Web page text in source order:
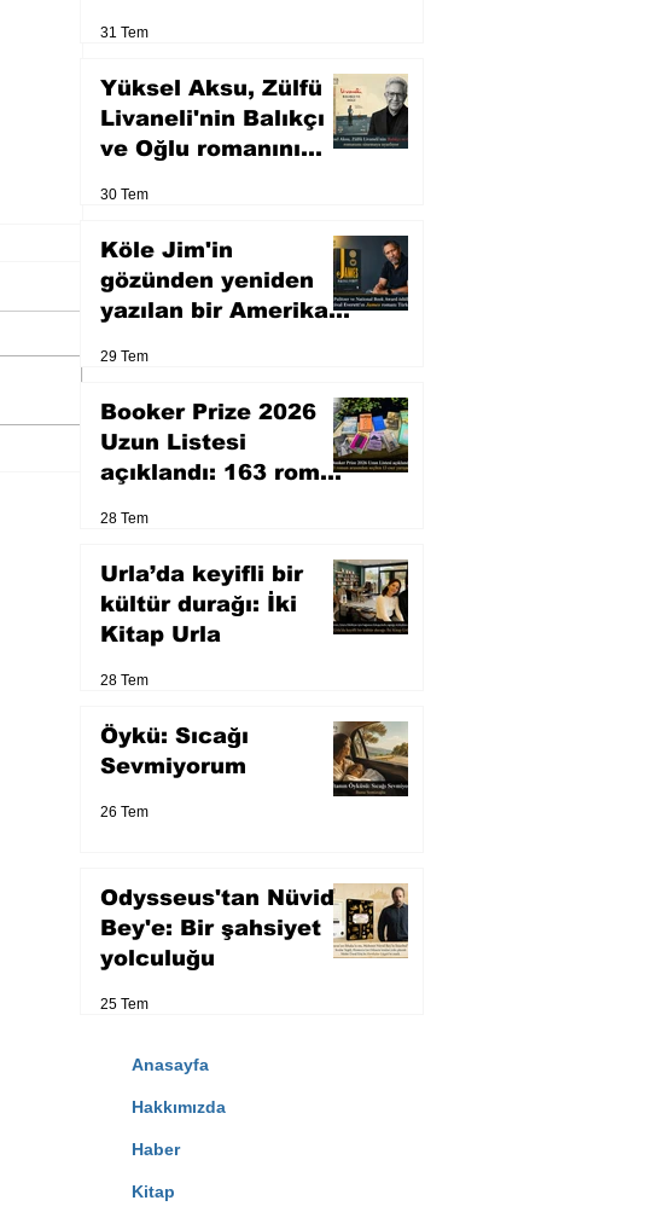
31 Tem
Yüksel Aksu, Zülfü
Livaneli'nin Balıkçı
ve Oğlu romanını
30 Tem
Köle Jim'in
gözünden yeniden
yazılan bir Amerikan
29 Tem
Booker Prize 2026
Uzun Listesi
açıklandı: 163 roman
28 Tem
Urla’da keyifli bir
kültür durağı: İki
Kitap Urla
28 Tem
Öykü: Sıcağı
Sevmiyorum
26 Tem
Odysseus'tan Nüvid
Bey'e: Bir şahsiyet
yolculuğu
25 Tem
Anasayfa
Hakkımızda
Haber
Kitap